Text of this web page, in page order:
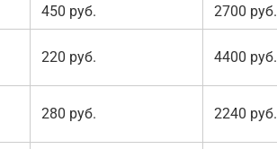
450 руб. 2700 руб.
220 руб. 4400 руб.
280 руб. 2240 руб.